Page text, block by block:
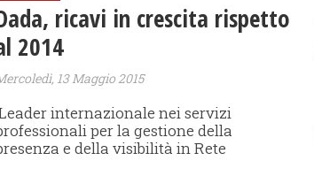
ricavi in crescita rispetto
2014
13 Maggio 2015
internazionale nei servizi
per la gestione della
e della visibilità in Rete